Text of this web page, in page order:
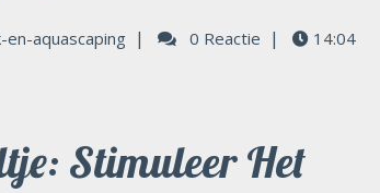
en-aquascaping | 0 Reactie | 14:04
Stimuleer Het